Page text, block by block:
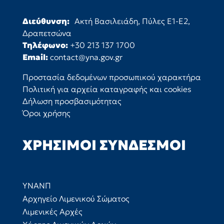
Διεύθυνση: Ακτή Βασιλειάδη, Πύλες Ε1-Ε2,
Δραπετσώνα
Τηλέφωνο: +30 213 137 1700
Email: contact@yna.gov.gr
Προστασία δεδομένων προσωπικού χαρακτήρα
Πολιτική για αρχεία καταγραφής και cookies
Δήλωση προσβασιμότητας
Όροι χρήσης
ΧΡΉΣΙΜΟΙ ΣΎΝΔΕΣΜΟΙ
ΥΝΑΝΠ
Αρχηγείο Λιμενικού Σώματος
Λιμενικές Αρχές